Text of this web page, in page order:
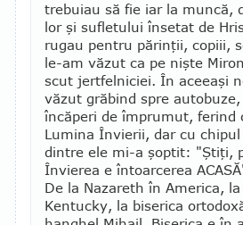
trebuiau să fie iar la muncă,
lor şi sufletului însetat de
rugau pen­tru părinţii, copiii,
le-am văzut ca pe nişte
scut jertfelniciei. În aceeaşi
văzut grăbind spre
încăperi de împrumut,
Lumina Învi­erii, dar cu
dintre ele mi-a şoptit: "Ştiţi,
Învierea e în­toarcerea
De la Nazareth în America,
Kentucky, la biserica